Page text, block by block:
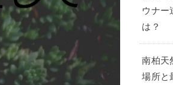
ウナー
は？
南柏天
場所と